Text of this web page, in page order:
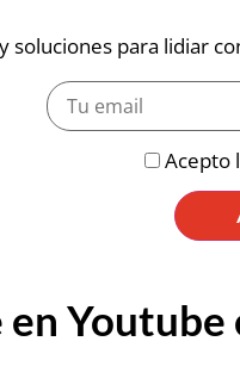
soluciones para lidiar
Acepto
en